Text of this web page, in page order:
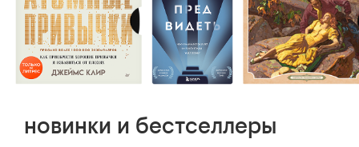
новинки и бестселлеры